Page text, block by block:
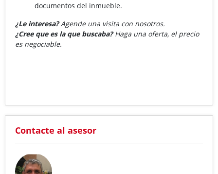
documentos del inmueble.
¿Le interesa?Agende una visita con nosotros.
¿Cree que es la que buscaba?Haga una oferta, el precio
es negociable.
Contacte al asesor